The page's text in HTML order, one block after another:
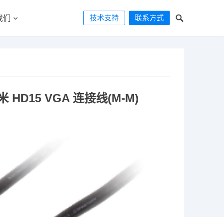
技术支持 联系方式
HD15 VGA 连接线(M-M)